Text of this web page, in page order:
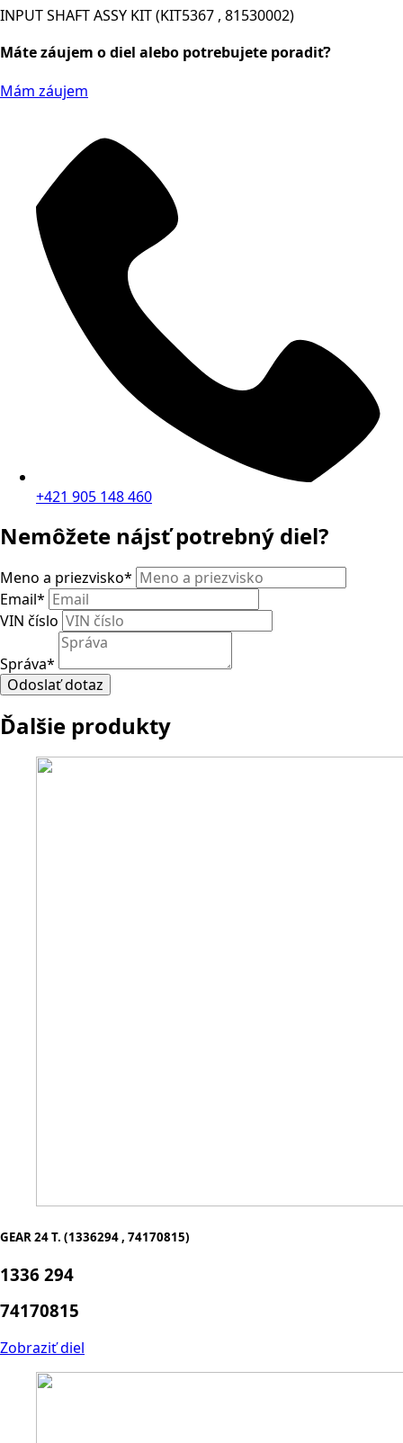
INPUT SHAFT ASSY KIT (KIT5367 , 81530002)
Máte záujem o diel alebo potrebujete poradiť?
Mám záujem
+421 905 148 460
Nemôžete nájsť potrebný diel?
Meno a priezvisko*
Email*
VIN číslo
Správa*
Odoslať dotaz
Ďalšie produkty
GEAR 24 T. (1336294 , 74170815)
1336 294
74170815
Zobraziť diel